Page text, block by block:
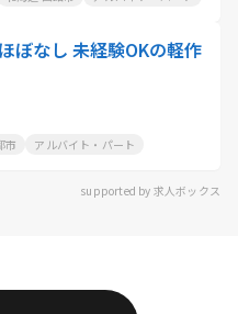
ぼなし 未経験OKの軽作
市 アルバイト・パート
supported by 求人ボックス